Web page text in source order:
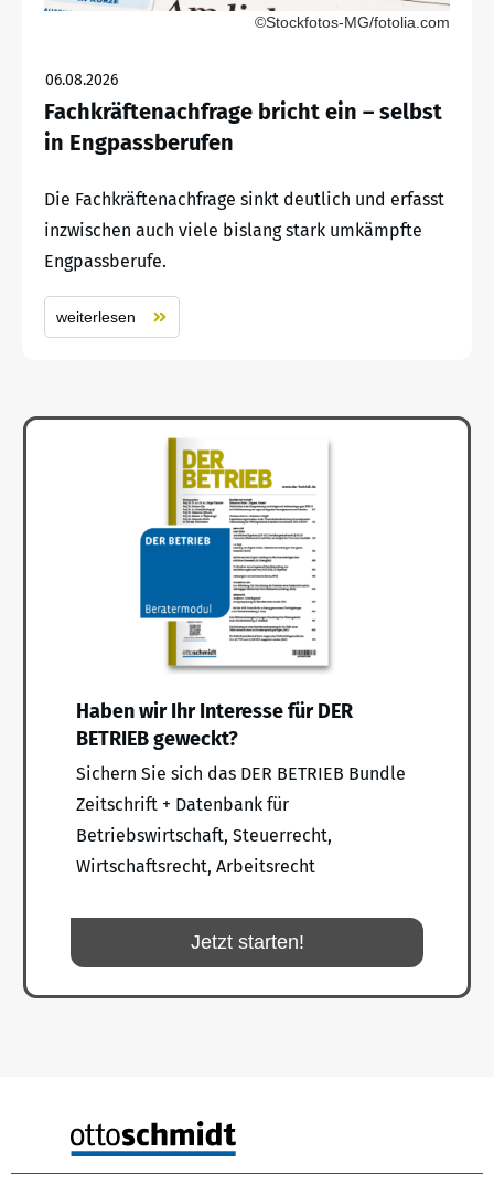
©Stockfotos-MG/fotolia.com
06.08.2026
Fachkräftenachfrage bricht ein – selbst
in Engpassberufen
Die Fachkräftenachfrage sinkt deutlich und erfasst
inzwischen auch viele bislang stark umkämpfte
Engpassberufe.
weiterlesen
Haben wir Ihr Interesse für DER
BETRIEB geweckt?
Sichern Sie sich das DER BETRIEB Bundle
Zeitschrift + Datenbank für
Betriebswirtschaft, Steuerrecht,
Wirtschaftsrecht, Arbeitsrecht
Jetzt starten!